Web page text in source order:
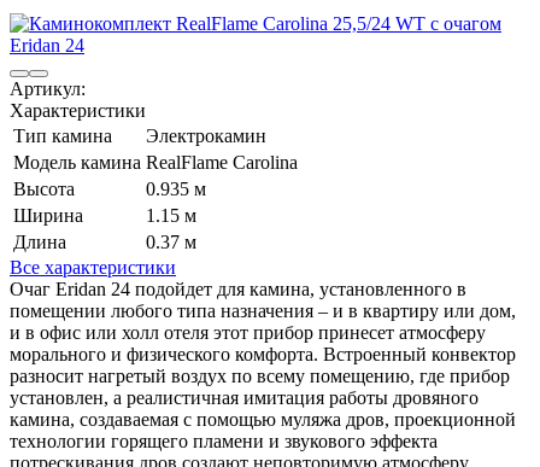
Артикул:
Характеристики
Тип камина
Электрокамин
Модель камина RealFlame Carolina
Высота
0.935 м
Ширина
1.15 м
Длина
0.37 м
Все характеристики
Очаг Eridan 24 подойдет для камина, установленного в
помещении любого типа назначения – и в квартиру или дом,
и в офис или холл отеля этот прибор принесет атмосферу
морального и физического комфорта. Встроенный конвектор
разносит нагретый воздух по всему помещению, где прибор
установлен, а реалистичная имитация работы дровяного
камина, создаваемая с помощью муляжа дров, проекционной
технологии горящего пламени и звукового эффекта